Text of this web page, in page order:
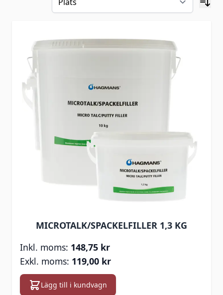
MICROTALK/SPACKELFILLER 1,3 KG
148,75 kr
119,00 kr
Lägg till i kundvagn